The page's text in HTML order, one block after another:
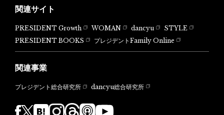
関連サイト
PRESIDENT Growth WOMAN dancyu
STYLE
PRESIDENT BOOKS
プレジデントFamily Online
関連事業
プレジデント総合研究所 dancyu総合研究所